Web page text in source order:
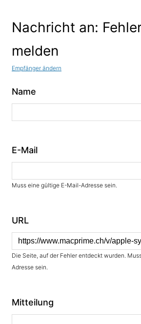
Nachricht an:
melden
Empfänger ändern
Name
E-Mail
Muss eine gültige E-Mail-Adresse sein.
URL
Die Seite, auf der Fehler entdeckt wurden.
Adresse sein.
Mitteilung